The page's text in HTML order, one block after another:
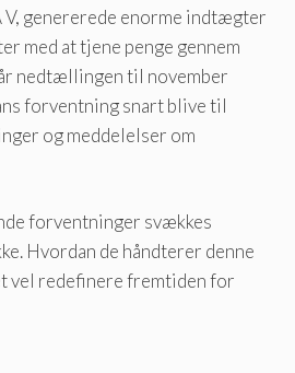
genererede enorme indtægter
med at tjene penge gennem
nedtællingen til november
forventning snart blive til
og meddelelser om
forventninger svækkes
Hvordan de håndterer denne
vel redefinere fremtiden for